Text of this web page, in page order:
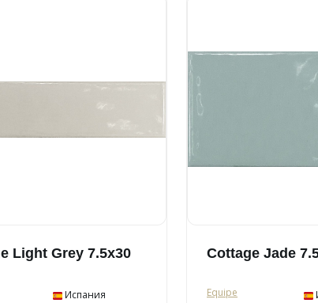
Light Grey 7.5x30
Испания
Cottage Jade
Equipe